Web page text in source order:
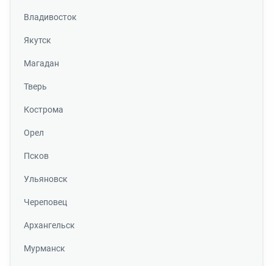
Владивосток
Якутск
Магадан
Тверь
Кострома
Орел
Псков
Ульяновск
Череповец
Архангельск
Мурманск